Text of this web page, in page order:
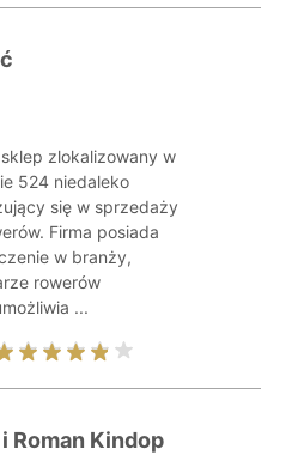
zlokalizowany w
524 niedaleko
się w sprzedaży
Firma posiada
w branży,
rowerów
...
Roman Kindop